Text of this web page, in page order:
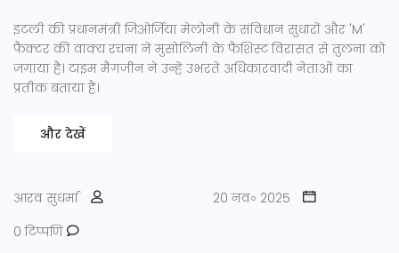
इटली की प्रधानमंत्री जिओर्जिया मेलोनी के संविधान सुधारों और 'M'
फैक्टर की वाक्य रचना ने मुसोलिनी के फैशिस्ट विरासत से तुलना को
जगाया है। टाइम मैगजीन ने उन्हें उभरते अधिकारवादी नेताओं का
प्रतीक बताया है।
और देखें
आरव सुधर्मा
20 नव॰ 2025
0 टिप्पणि